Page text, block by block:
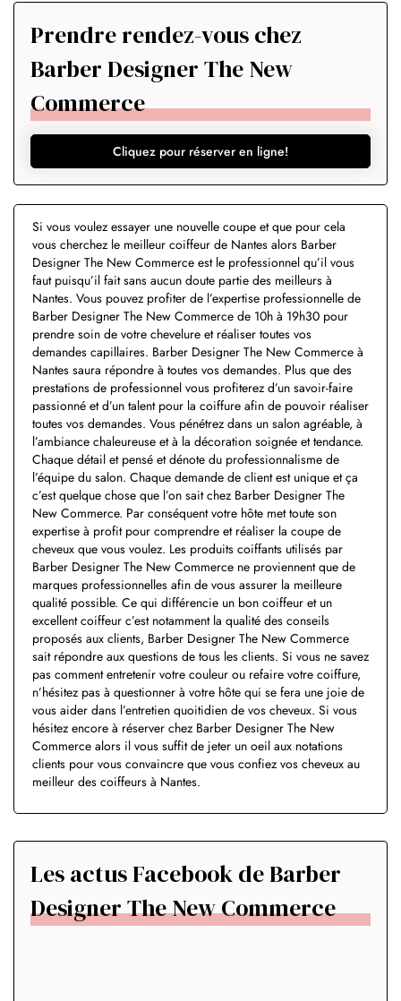
Prendre rendez-vous chez
Barber Designer The New
Commerce
Cliquez pour réserver en ligne!
Si vous voulez essayer une nouvelle coupe et que pour cela
vous cherchez le meilleur coiffeur de Nantes alors Barber
Designer The New Commerce est le professionnel qu’il vous
faut puisqu’il fait sans aucun doute partie des meilleurs à
Nantes. Vous pouvez profiter de l’expertise professionnelle de
Barber Designer The New Commerce de 10h à 19h30 pour
prendre soin de votre chevelure et réaliser toutes vos
demandes capillaires. Barber Designer The New Commerce à
Nantes saura répondre à toutes vos demandes. Plus que des
prestations de professionnel vous profiterez d’un savoir-faire
passionné et d’un talent pour la coiffure afin de pouvoir réaliser
toutes vos demandes. Vous pénétrez dans un salon agréable, à
l’ambiance chaleureuse et à la décoration soignée et tendance.
Chaque détail et pensé et dénote du professionnalisme de
l’équipe du salon. Chaque demande de client est unique et ça
c’est quelque chose que l’on sait chez Barber Designer The
New Commerce. Par conséquent votre hôte met toute son
expertise à profit pour comprendre et réaliser la coupe de
cheveux que vous voulez. Les produits coiffants utilisés par
Barber Designer The New Commerce ne proviennent que de
marques professionnelles afin de vous assurer la meilleure
qualité possible. Ce qui différencie un bon coiffeur et un
excellent coiffeur c’est notamment la qualité des conseils
proposés aux clients, Barber Designer The New Commerce
sait répondre aux questions de tous les clients. Si vous ne savez
pas comment entretenir votre couleur ou refaire votre coiffure,
n’hésitez pas à questionner à votre hôte qui se fera une joie de
vous aider dans l’entretien quoitidien de vos cheveux. Si vous
hésitez encore à réserver chez Barber Designer The New
Commerce alors il vous suffit de jeter un oeil aux notations
clients pour vous convaincre que vous confiez vos cheveux au
meilleur des coiffeurs à Nantes.
Les actus Facebook de Barber
Designer The New Commerce